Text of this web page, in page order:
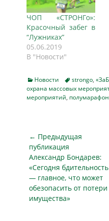
ЧОП «СТРОНГо»:
Красочный забег в
“Лужниках”
05.06.2019
В "Новости"
Categories
Новости Tagsstrongo,
охрана массовых
мероприятий, полумарафон
Навигация
по
записям
← Предыдущая
публикация
Предыдущая
публикация
Александр Бондарев:
«Сегодня бдительность
— главное, что может
обезопасить от потери
имущества»